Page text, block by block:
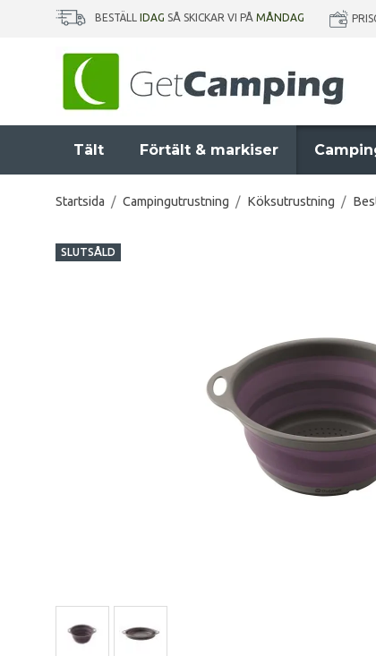
BESTÄLL IDAG SÅ SKICKAR VI PÅ MÅNDAG
Tält Förtält & markiser
Startsida / Campingutrustning / Köksutrustning /
SLUTSÅLD